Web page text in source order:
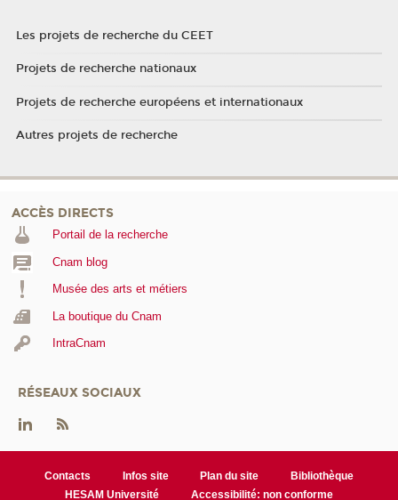
Les projets de recherche du CEET
Projets de recherche nationaux
Projets de recherche européens et internationaux
Autres projets de recherche
ACCÈS DIRECTS
Portail de la recherche
Cnam blog
Musée des arts et métiers
La boutique du Cnam
IntraCnam
RÉSEAUX SOCIAUX
Contacts Infos site Plan du site
Bibliothèque
HESAM Université
Accessibilité: non conforme